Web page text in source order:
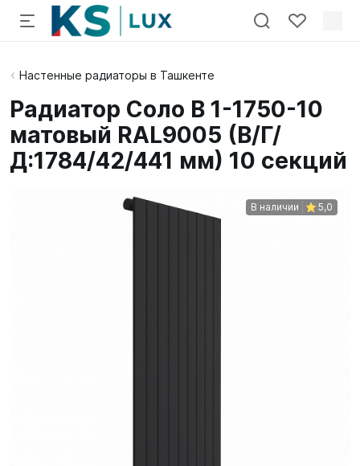
Настенные радиаторы в Ташкенте
Радиатор Соло В 1-1750-10
матовый RAL9005 (В/Г/
Д:1784/42/441 мм) 10 секций
В наличии 5,0